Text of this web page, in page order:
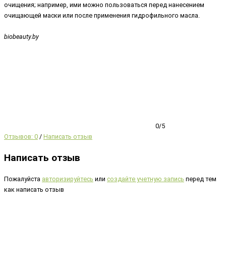
очищения; например, ими можно пользоваться перед нанесением
очищающей маски или после применения гидрофильного масла.
biobeauty.by
0/5
Отзывов: 0 / Написать отзыв
Написать отзыв
Пожалуйста авторизируйтесь или создайте учетную запись перед тем
как написать отзыв